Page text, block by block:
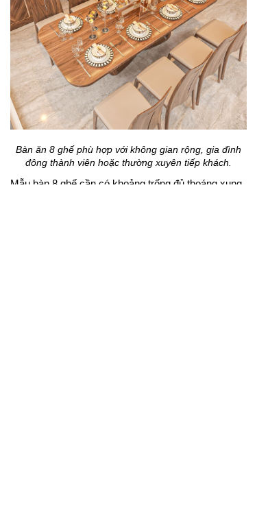
Bàn ăn 8 ghế phù hợp với không gian rộng, gia đình
đông thành viên hoặc thường xuyên tiếp khách.
Mẫu bàn 8 ghế cần có khoảng trống đủ thoáng xung